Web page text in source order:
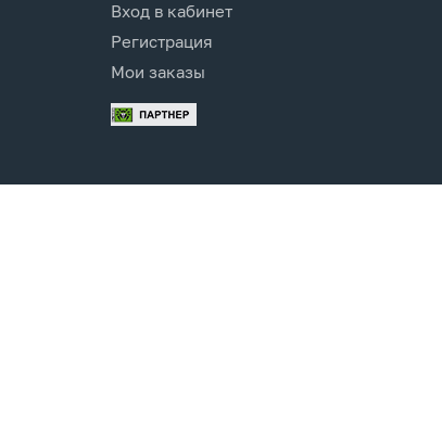
Вход в кабинет
Регистрация
Мои заказы